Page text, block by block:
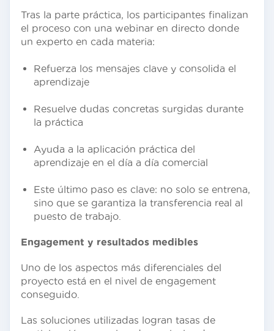
Tras la parte práctica, los participantes finalizan
el proceso con una webinar en directo donde
un experto en cada materia:
Refuerza los mensajes clave y consolida el
aprendizaje
Resuelve dudas concretas surgidas durante
la práctica
Ayuda a la aplicación práctica del
aprendizaje en el día a día comercial
Este último paso es clave: no solo se entrena,
sino que se garantiza la transferencia real al
puesto de trabajo.
Engagement y resultados medibles
Uno de los aspectos más diferenciales del
proyecto está en el nivel de engagement
conseguido.
Las soluciones utilizadas logran tasas de